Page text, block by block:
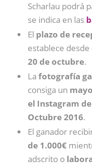
Scharlau podrá
se indica en las
El plazo de
establece
20 de octubre.
La fotografía
consiga un
el Instagram
Octubre 2016.
El ganador
de 1.000€
adscrito o